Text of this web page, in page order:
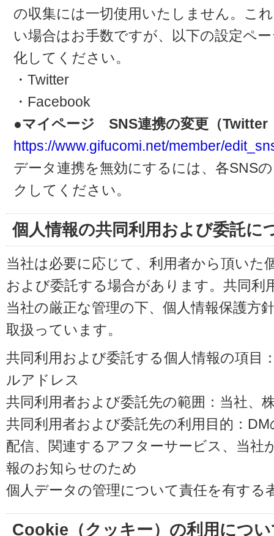
の収集には一切使用いたしません。こ
い場合はお手数ですが、以下の設定ペ
化してください。
・Twitter
・Facebook
●マイページ SNS連携の変更（Twitter
https://www.gifucomi.net/member/
データ連携を無効にするには、各SNS
クしてください。
個人情報の共同利用および委託に
当社は必要に応じて、利用者から頂いた
および委託する場合があります。共同利
当社の厳正な管理の下、個人情報保護方
取扱っています。
共同利用および委託する個人情報の項目
ルアドレス
共同利用者および委託先の範囲：当社、
共同利用者および委託先の利用目的：
配信、関連するアフターサービス、当社
報のお知らせのため
個人データの管理について責任を有する
Cookie（クッキー）の利用につ